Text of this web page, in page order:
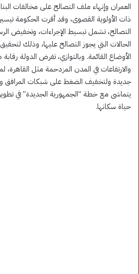
العمران وإنهاء ملف التصالح على مخالفات
ذات الأولوية القصوى، وقد أقرت الحكومة
التصالح، تشمل تبسيط الإجراءات، وتخفيض
الحالات التي يجوز التصالح عليها، وذلك لتحقيق
الأوضاع القائمة. وبالتوازي، تفرض الدولة
والارتفاعات في المدن المزدحمة مثل القاهرة،
جديدة ولتخفيف الضغط على شبكات المرافق
يتماشى مع خطة “الجمهورية الجديدة” في
حياة سكانها.